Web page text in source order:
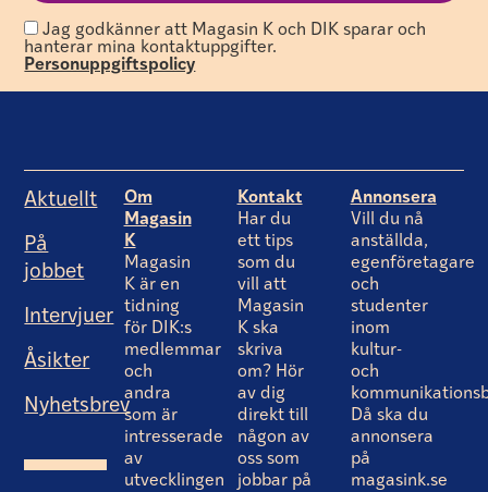
Jag godkänner att Magasin K och DIK sparar och
hanterar mina kontaktuppgifter.
Personuppgiftspolicy
Aktuellt
På
jobbet
Intervjuer
Åsikter
Nyhetsbrev
Om
Magasin
K
Magasin
K är en
tidning
för DIK:s
medlemmar
och
andra
som är
intresserade
av
utvecklingen
Kontakt
Har du
ett tips
som du
vill att
Magasin
K ska
skriva
om? Hör
av dig
direkt till
någon av
oss som
jobbar på
Annonsera
Vill du nå
anställda,
egenföretagare
och
studenter
inom
kultur-
och
Då ska du
annonsera
på
magasink.se